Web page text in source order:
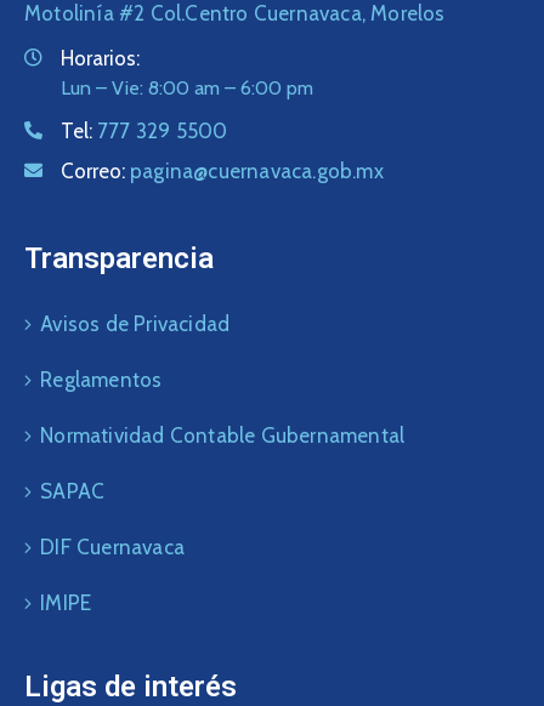
Motolinía #2 Col.Centro Cuernavaca, Morelos
Horarios:
Lun – Vie: 8:00 am – 6:00 pm
Tel: 777 329 5500
Correo: pagina@cuernavaca.gob.mx
Transparencia
Avisos de Privacidad
Reglamentos
Normatividad Contable Gubernamental
SAPAC
DIF Cuernavaca
IMIPE
Ligas de interés